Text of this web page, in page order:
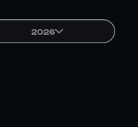
2026